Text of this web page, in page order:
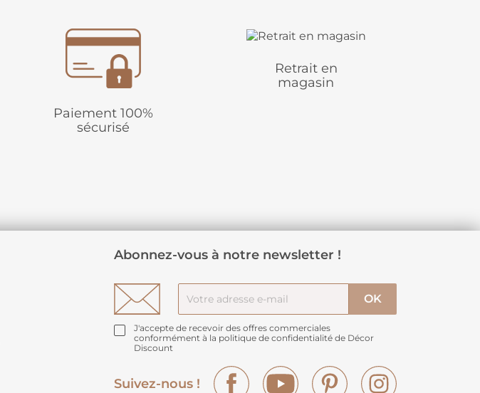
Paiement 100%
sécurisé
Retrait en
magasin
Abonnez-vous à notre newsletter !
J'accepte de recevoir des offres commerciales
conformément à la politique de confidentialité de Décor
Discount
Suivez-nous !
Facebook YouTube Pinterest